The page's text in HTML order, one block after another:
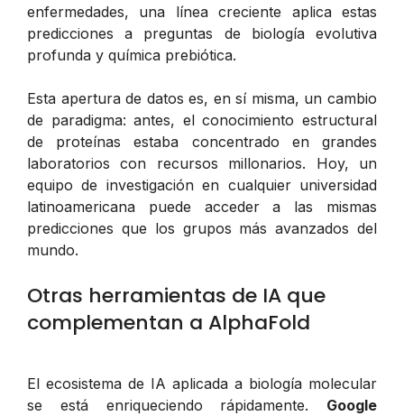
enfermedades, una línea creciente aplica estas
predicciones a preguntas de biología evolutiva
profunda y química prebiótica.
Esta apertura de datos es, en sí misma, un cambio
de paradigma: antes, el conocimiento estructural
de proteínas estaba concentrado en grandes
laboratorios con recursos millonarios. Hoy, un
equipo de investigación en cualquier universidad
latinoamericana puede acceder a las mismas
predicciones que los grupos más avanzados del
mundo.
Otras herramientas de IA que
complementan a AlphaFold
El ecosistema de IA aplicada a biología molecular
se está enriqueciendo rápidamente. Google